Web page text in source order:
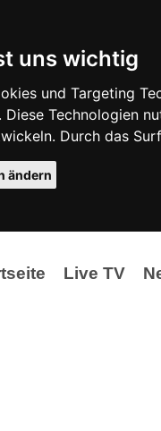
uns wichtig
und Targeting
Diese Technologien
Durch das
ändern
Live TV